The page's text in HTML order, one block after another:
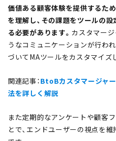
価値ある顧客体験を提供するた
を理解し、その課題をツールの
る必要があります。 カスタマー
うなコミュニケーションが行わ
づいてMAツールをカスタマイズ
関連記事：BtoBカスタマージャ
法を詳しく解説
また定期的なアンケートや顧客
とで、エンドユーザーの視点を